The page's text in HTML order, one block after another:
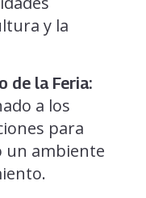
y la
de la Feria:
a los
para
un ambiente